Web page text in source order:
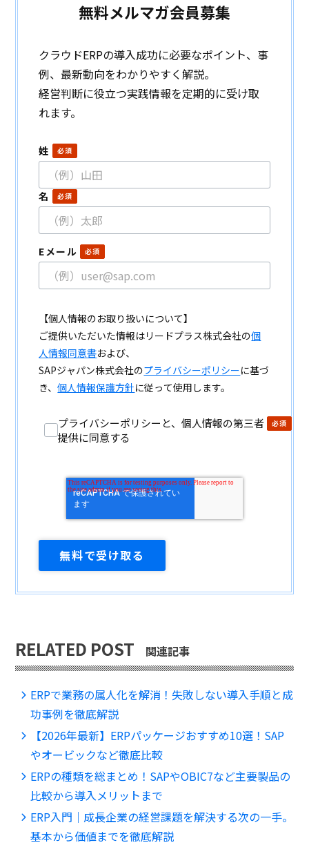
無料メルマガ会員募集
クラウドERPの導入成功に必要なポイント、事
例、最新動向をわかりやすく解説。
経営判断に役立つ実践情報を定期的に受け取
れます。
姓
名
Eメール
【個人情報のお取り扱いについて】
ご提供いただいた情報はリードプラス株式会社の個
人情報同意書および、
SAPジャパン株式会社のプライバシーポリシーに基づ
き、個人情報保護方針に従って使用します。
プライバシーポリシーと、個人情報の第三者
提供に同意する
RELATED POST 関連記事
ERPで業務の属人化を解消！失敗しない導入手順と成
功事例を徹底解説
【2026年最新】ERPパッケージおすすめ10選！SAP
やオービックなど徹底比較
ERPの種類を総まとめ！SAPやOBIC7など主要製品の
比較から導入メリットまで
ERP入門｜成長企業の経営課題を解決する次の一手。
基本から価値までを徹底解説